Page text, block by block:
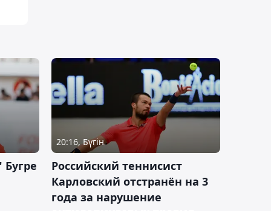
20:16, Бүгін
Российский теннисист
Карловский отстранён на 3
года за нарушение